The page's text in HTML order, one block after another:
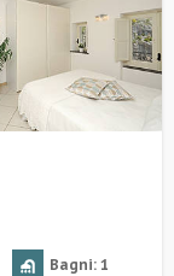
Bagni: 1